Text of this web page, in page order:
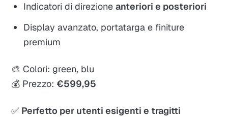
Indicatori di direzioneanteriori e posteriori
Display avanzato, portatarga e finiture
premium
🎨 Colori: green, blu
💰 Prezzo: €599,95
✅ Perfetto per utenti esigenti e tragitti